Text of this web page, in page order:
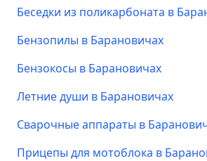
Беседки из поликарбоната в
Бензопилы в Барановичах
Бензокосы в Барановичах
Летние души в Барановичах
Сварочные аппараты в
Прицепы для мотоблока в